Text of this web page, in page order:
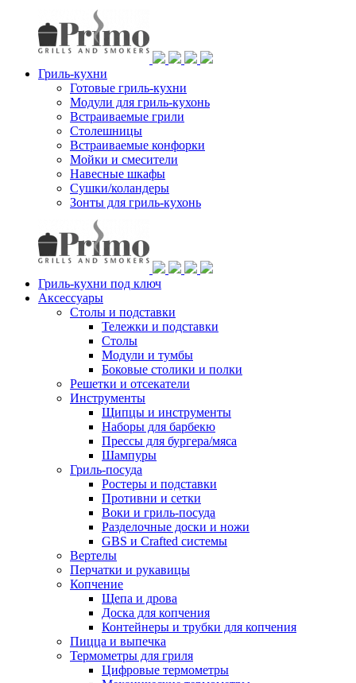
Гриль-кухни
Готовые гриль-кухни
Модули для гриль-кухонь
Встраиваемые грили
Столешницы
Встраиваемые конфорки
Мойки и смесители
Навесные шкафы
Сушки/коландеры
Зонты для гриль-кухонь
Гриль-кухни под ключ
Аксессуары
Столы и подставки
Тележки и подставки
Столы
Модули и тумбы
Боковые столики и полки
Решетки и отсекатели
Инструменты
Щипцы и инструменты
Наборы для барбекю
Прессы для бургера/мяса
Шампуры
Гриль-посуда
Ростеры и подставки
Противни и сетки
Воки и гриль-посуда
Разделочные доски и ножи
GBS и Crafted системы
Вертелы
Перчатки и рукавицы
Копчение
Щепа и дрова
Доска для копчения
Контейнеры и трубки для копчения
Пицца и выпечка
Термометры для гриля
Цифровые термометры